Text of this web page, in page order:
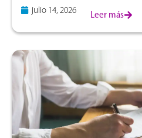
valor razonable. Este
julio 14, 2026 Leer más